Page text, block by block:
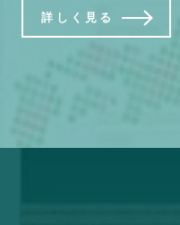
詳しく見る